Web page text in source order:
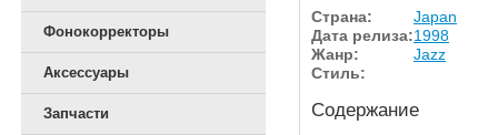
Фонокорректоры
Аксессуары
Запчасти
Страна:
Japan
Дата релиза:1998
Жанр:
Jazz
Стиль:
Содержание